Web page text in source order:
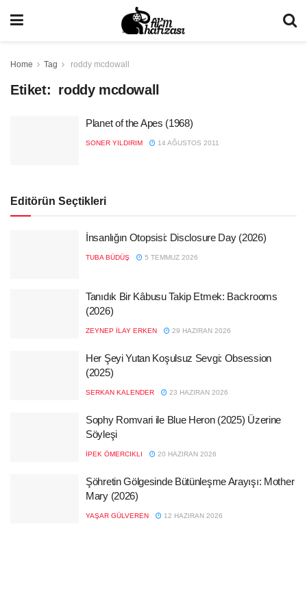
Home Tag roddy mcdowall
Etiket: roddy mcdowall
Planet of the Apes (1968)
SONER YILDIRIM 14 AĞUSTOS 2011
Editörün Seçtikleri
İnsanlığın Otopsisi: Disclosure Day (2026)
TUBA BÜDÜŞ 5 TEMMUZ 2026
Tanıdık Bir Kâbusu Takip Etmek: Backrooms
(2026)
ZEYNEP İLAY ERKEN 29 HAZIRAN 2026
Her Şeyi Yutan Koşulsuz Sevgi: Obsession
(2025)
SERKAN KALENDER 23 HAZIRAN 2026
Sophy Romvari ile Blue Heron (2025) Üzerine
Söyleşi
İPEK ÖMERCIKLI 20 HAZIRAN 2026
Şöhretin Gölgesinde Bütünleşme Arayışı: Mother
Mary (2026)
YAŞAR GÜLVEREN 12 HAZIRAN 2026